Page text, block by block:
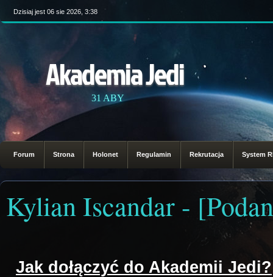
Dzisiaj jest 06 sie 2026, 3:38
Akademia Jedi
31 ABY
Forum Strona Holonet Regulamin Rekrutacja System
Kylian Iscandar -
Jak dołączyć do Akademii Jedi?